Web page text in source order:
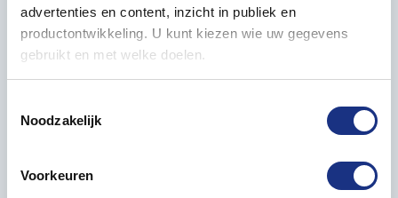
advertenties en content, inzicht in publiek en
productontwikkeling. U kunt kiezen wie uw gegevens
gebruikt en met welke doelen.
Informatie verzamelen over uw geografische locatie,
Uw apparaat identificeren door het actief te scannen
op specifieke eigenschappen (fingerprinting)
Noodzakelijk
Voorkeuren
ALGEMEEN